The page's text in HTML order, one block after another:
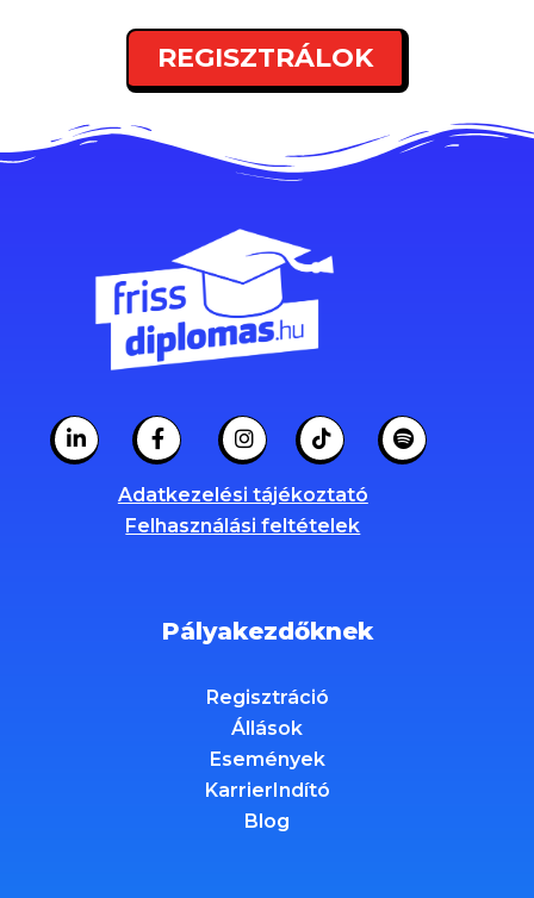
REGISZTRÁLOK
Adatkezelési tájékoztató
Felhasználási feltételek
Pályakezdőknek
Regisztráció
Állások
Események
KarrierIndító
Blog